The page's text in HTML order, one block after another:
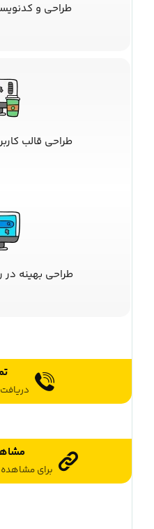
طراحی و
طراحی قالب
طراحی بهینه
برای